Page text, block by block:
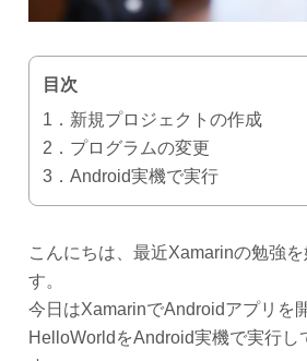
目次
1．新規プロジェクトの作成
2．プログラムの変更
3．Android実機で実行
こんにちは、最近Xamarinの勉強
す。
今日はXamarinでAndroidアプリを
HelloWorldをAndroid実機で実行し